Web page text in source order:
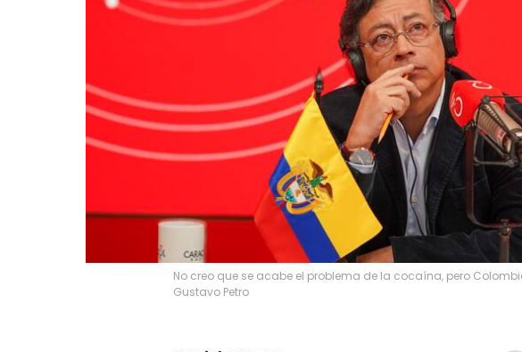
No creo que se acabe el problema de la cocaína, pero
Gustavo Petro